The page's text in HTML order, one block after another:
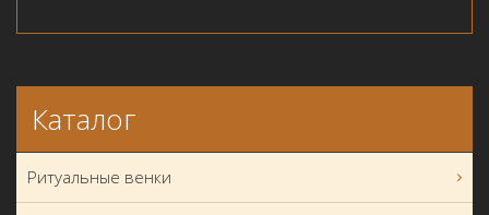
Каталог
Ритуальные венки